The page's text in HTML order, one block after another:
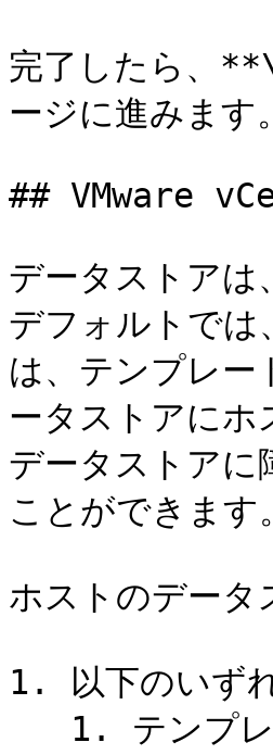
完了したら、
ージに進みます。
## VMware
データストアは
デフォルトでは
は、テンプレー
ータストアにホ
データストアに
ことができます。
ホストのデータ
1. 以下のいず